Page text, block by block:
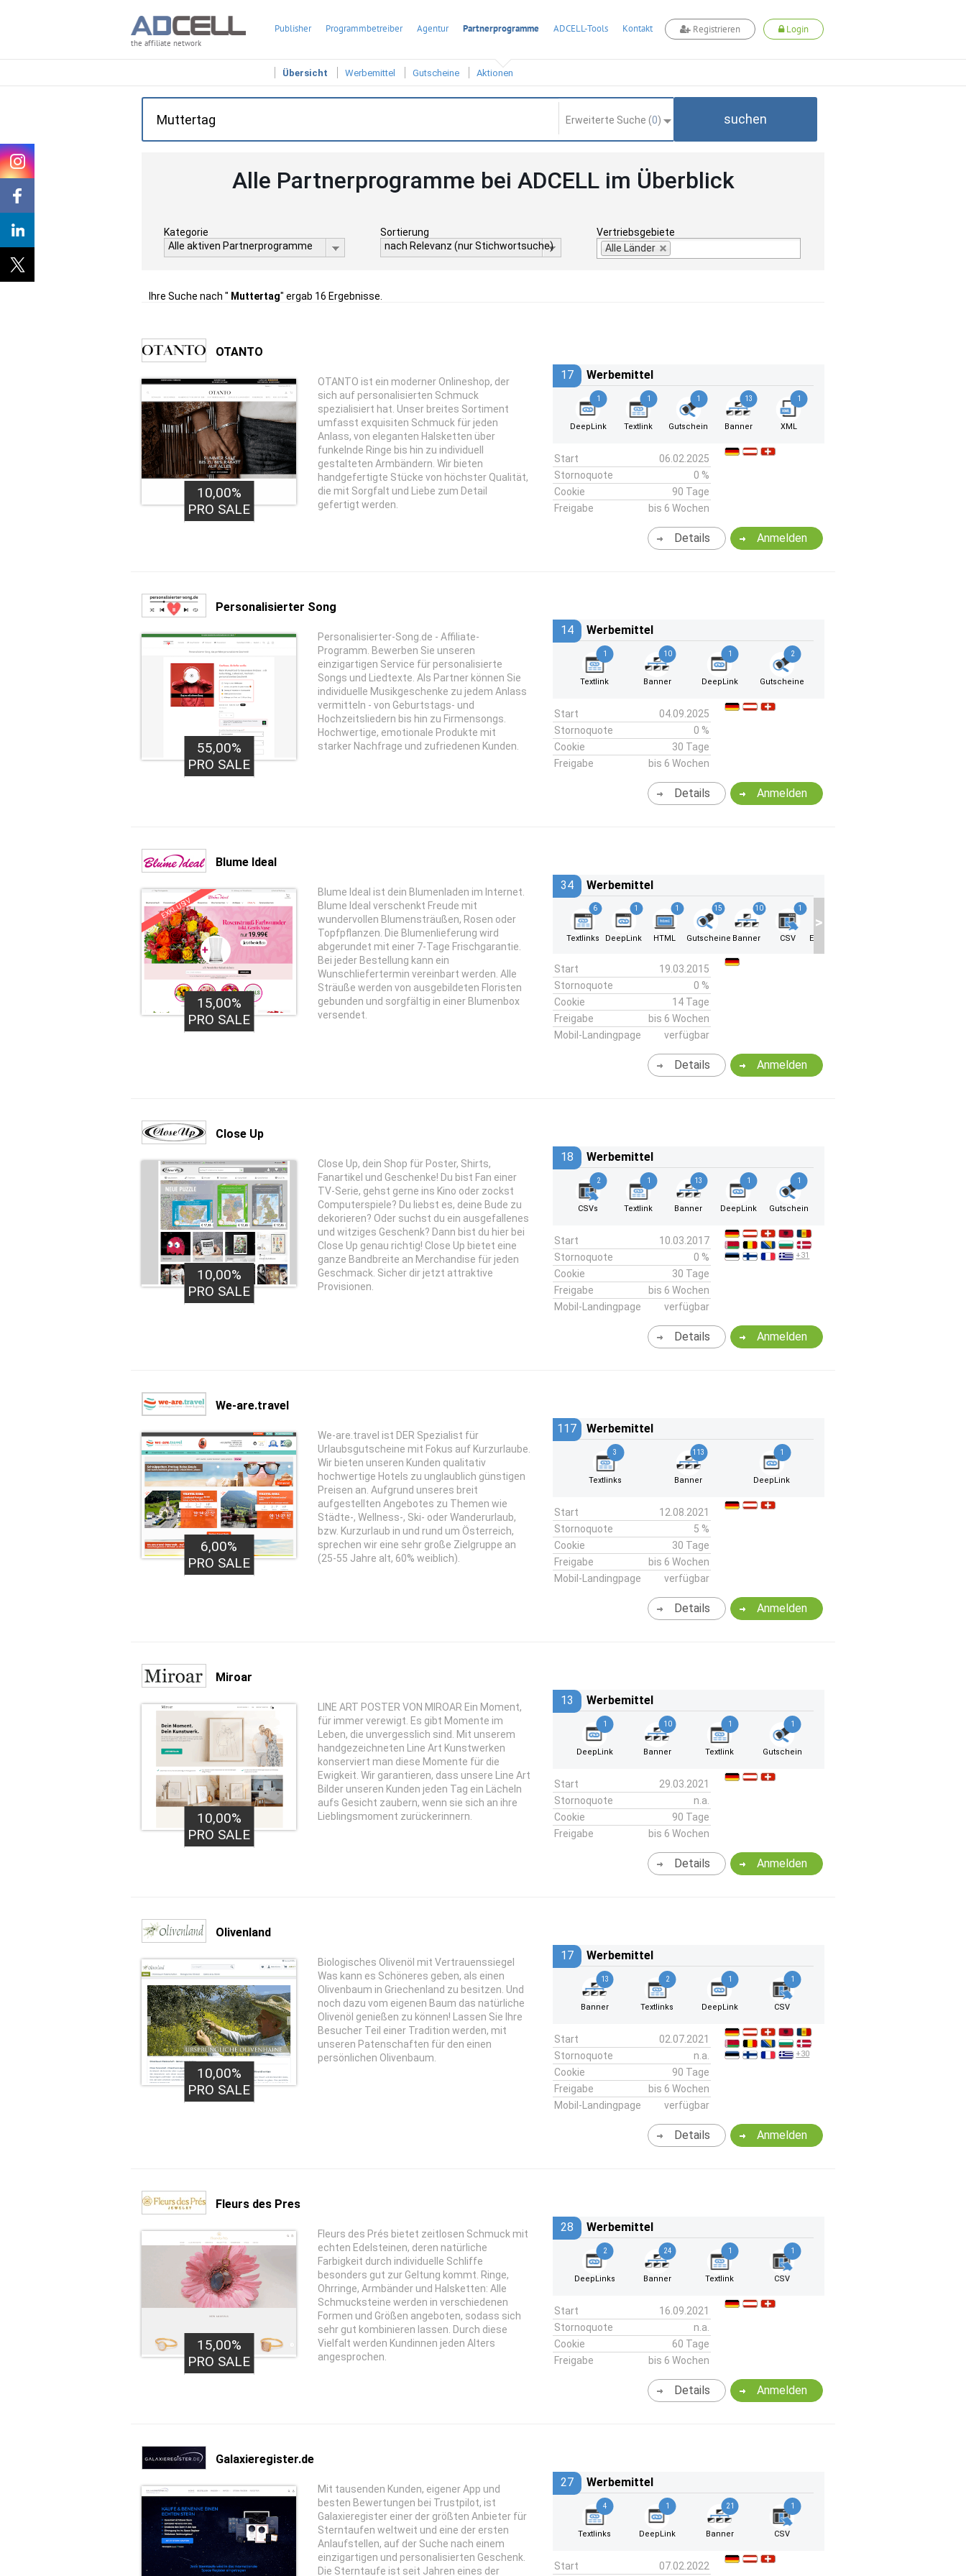
the affiliate network
Publisher Programmbetreiber Agentur Partnerprogramme ADCELL-Tools Kontakt Registrieren Login
Übersicht Werbemittel Gutscheine Aktionen
Erweiterte Suche (0) suchen
Alle Partnerprogramme bei ADCELL im Überblick
Kategorie
Alle aktiven Partnerprogramme
Sortierung
nach Relevanz (nur Stichwortsuche)
Vertriebsgebiete
Alle Länder
Ihre Suche nach " Muttertag" ergab 16 Ergebnisse.
OTANTO
10,00%
PRO SALE
OTANTO ist ein moderner Onlineshop, der
sich auf personalisierten Schmuck
spezialisiert hat. Unser breites Sortiment
umfasst exquisiten Schmuck für jeden
Anlass, von eleganten Halsketten über
funkelnde Ringe bis hin zu individuell
gestalteten Armbändern. Wir bieten
handgefertigte Stücke von höchster Qualität,
die mit Sorgfalt und Liebe zum Detail
gefertigt werden.
17 Werbemittel
1
DeepLink
1
Textlink
1
Gutschein
13
Banner
1
XML
Start
06.02.2025
Stornoquote
0 %
Cookie
90 Tage
Freigabe
bis 6 Wochen
Anmelden
Details
Personalisierter Song
55,00%
PRO SALE
Personalisierter-Song.de - Affiliate-
Programm. Bewerben Sie unseren
einzigartigen Service für personalisierte
Songs und Liedtexte. Als Partner können Sie
individuelle Musikgeschenke zu jedem Anlass
vermitteln - von Geburtstags- und
Hochzeitsliedern bis hin zu Firmensongs.
Hochwertige, emotionale Produkte mit
starker Nachfrage und zufriedenen Kunden.
14 Werbemittel
1
Textlink
10
Banner
1
DeepLink
2
Gutscheine
Start
04.09.2025
Stornoquote
0 %
Cookie
30 Tage
Freigabe
bis 6 Wochen
Anmelden
Details
Blume Ideal
EXKLUSIV
15,00%
PRO SALE
Blume Ideal ist dein Blumenladen im Internet.
Blume Ideal verschenkt Freude mit
wundervollen Blumensträußen, Rosen oder
Topfpflanzen. Die Blumenlieferung wird
abgerundet mit einer 7-Tage Frischgarantie.
Bei jeder Bestellung kann ein
Wunschliefertermin vereinbart werden. Alle
Sträuße werden von ausgebildeten Floristen
gebunden und sorgfältig in einer Blumenbox
versendet.
34 Werbemittel
>
6
Textlinks
1
DeepLink
1
HTML
15
Gutscheine
10
Banner
1
CSV Exklusive Gutscheine
Start
19.03.2015
Stornoquote
0 %
Cookie
14 Tage
Freigabe
bis 6 Wochen
Mobil-Landingpage
verfügbar
Anmelden
Details
Close Up
10,00%
PRO SALE
Close Up, dein Shop für Poster, Shirts,
Fanartikel und Geschenke! Du bist Fan einer
TV-Serie, gehst gerne ins Kino oder zockst
Computerspiele? Du liebst es, deine Bude zu
dekorieren? Oder suchst du ein ausgefallenes
und witziges Geschenk? Dann bist du hier bei
Close Up genau richtig! Close Up bietet eine
ganze Bandbreite an Merchandise für jeden
Geschmack. Sicher dir jetzt attraktive
Provisionen.
18 Werbemittel
2
CSVs
1
Textlink
13
Banner
1
DeepLink
1
Gutschein
Start
10.03.2017
Stornoquote
0 %
Cookie
30 Tage
Freigabe
bis 6 Wochen
Mobil-Landingpage
verfügbar
+31
Anmelden
Details
We-are.travel
6,00%
PRO SALE
We-are.travel ist DER Spezialist für
Urlaubsgutscheine mit Fokus auf Kurzurlaube.
Wir bieten unseren Kunden qualitativ
hochwertige Hotels zu unglaublich günstigen
Preisen an. Aufgrund unseres breit
aufgestellten Angebotes zu Themen wie
Städte-, Wellness-, Ski- oder Wanderurlaub,
bzw. Kurzurlaub in und rund um Österreich,
sprechen wir eine sehr große Zielgruppe an
(25-55 Jahre alt, 60% weiblich).
117 Werbemittel
3
Textlinks
113
Banner
1
DeepLink
Start
12.08.2021
Stornoquote
5 %
Cookie
30 Tage
Freigabe
bis 6 Wochen
Mobil-Landingpage
verfügbar
Anmelden
Details
Miroar
10,00%
PRO SALE
LINE ART POSTER VON MIROAR Ein Moment,
für immer verewigt. Es gibt Momente im
Leben, die unvergesslich sind. Mit unserem
handgezeichneten Line Art Kunstwerken
konserviert man diese Momente für die
Ewigkeit. Wir garantieren, dass unsere Line Art
Bilder unseren Kunden jeden Tag ein Lächeln
aufs Gesicht zaubern, wenn sie sich an ihre
Lieblingsmoment zurückerinnern.
13 Werbemittel
1
DeepLink
10
Banner
1
Textlink
1
Gutschein
Start
29.03.2021
Stornoquote
n.a.
Cookie
90 Tage
Freigabe
bis 6 Wochen
Anmelden
Details
Olivenland
10,00%
PRO SALE
Biologisches Olivenöl mit Vertrauenssiegel
Was kann es Schöneres geben, als einen
Olivenbaum in Griechenland zu besitzen. Und
noch dazu vom eigenen Baum das natürliche
Olivenöl genießen zu können! Lassen Sie Ihre
Besucher Teil einer Tradition werden, mit
unseren Patenschaften für den einen
persönlichen Olivenbaum.
17 Werbemittel
13
Banner
2
Textlinks
1
DeepLink
1
CSV
Start
02.07.2021
Stornoquote
n.a.
Cookie
90 Tage
Freigabe
bis 6 Wochen
Mobil-Landingpage
verfügbar
+30
Anmelden
Details
Fleurs des Pres
15,00%
PRO SALE
Fleurs des Prés bietet zeitlosen Schmuck mit
echten Edelsteinen, deren natürliche
Farbigkeit durch individuelle Schliffe
besonders gut zur Geltung kommt. Ringe,
Ohrringe, Armbänder und Halsketten: Alle
Schmucksteine werden in verschiedenen
Formen und Größen angeboten, sodass sich
sehr gut kombinieren lassen. Durch diese
Vielfalt werden Kundinnen jeden Alters
angesprochen.
28 Werbemittel
2
DeepLinks
24
Banner
1
Textlink
1
CSV
Start
16.09.2021
Stornoquote
n.a.
Cookie
60 Tage
Freigabe
bis 6 Wochen
Anmelden
Details
Galaxieregister.de
Mit tausenden Kunden, eigener App und
besten Bewertungen bei Trustpilot, ist
Galaxieregister einer der größten Anbieter für
Sterntaufen weltweit und eine der ersten
Anlaufstellen, auf der Suche nach einem
einzigartigen und personalisierten Geschenk.
Die Sterntaufe ist seit Jahren eines der
27 Werbemittel
4
Textlinks
1
DeepLink
21
Banner
1
CSV
Start 07.02.2022